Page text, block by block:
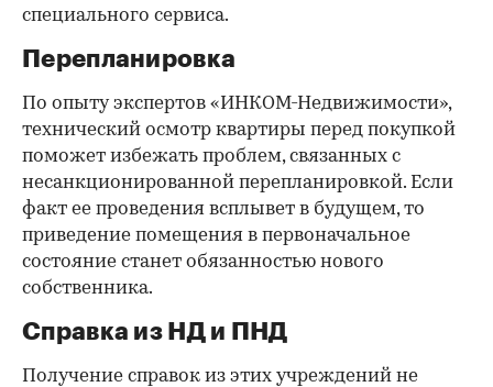
специального сервиса.
Перепланировка
По опыту экспертов «ИНКОМ-Недвижимости»,
технический осмотр квартиры перед покупкой
поможет избежать проблем, связанных с
несанкционированной перепланировкой. Если
факт ее проведения всплывет в будущем, то
приведение помещения в первоначальное
состояние станет обязанностью нового
собственника.
Справка из НД и ПНД
Получение справок из этих учреждений не